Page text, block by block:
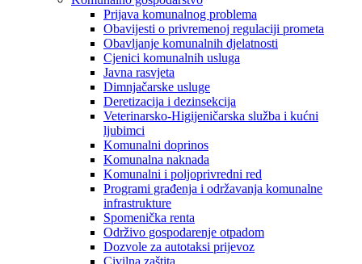
Prijava komunalnog problema
Obavijesti o privremenoj regulaciji prometa
Obavljanje komunalnih djelatnosti
Cjenici komunalnih usluga
Javna rasvjeta
Dimnjačarske usluge
Deretizacija i dezinsekcija
Veterinarsko-Higijeničarska služba i kućni
ljubimci
Komunalni doprinos
Komunalna naknada
Komunalni i poljoprivredni red
Programi građenja i održavanja komunalne
infrastrukture
Spomenička renta
Održivo gospodarenje otpadom
Dozvole za autotaksi prijevoz
Civilna zaštita